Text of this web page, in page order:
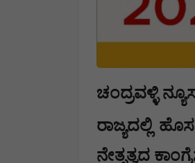
ಚಂದ್ರವಳ್ಳಿ
ರಾಜ್ಯದಲ್ಲಿ
ನೇತೃತ್ವದ